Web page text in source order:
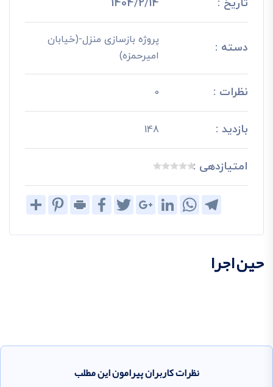
تاریخ : 1404/2/14
دسته :
پروژه بازسازی منزل-(خیابان
امیرحمزه)
نظرات : 0
بازدید : 148
امتیازدهی :
Share
PinterestPrint
FacebookTwitterGoogle+LinkedIn
WhatsAppTelegram
حین اجرا
نظرات کاربران پیرامون این مطلب